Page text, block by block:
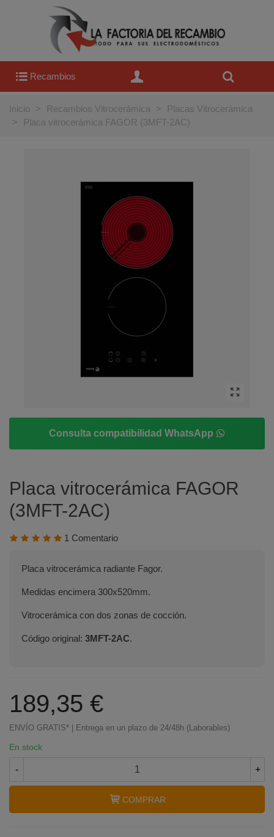
Recambios
Inicio > Recambios Vitrocerámica >
Placas Vitrocerámica
>
Placa vitrocerámica FAGOR (3MFT-2AC)
Consulta compatibilidad WhatsApp
Placa vitrocerámica FAGOR
(3MFT-2AC)
1 Comentario
Placa vitrocerámica radiante Fagor.
Medidas encimera 300x520mm.
Vitrocerámica con dos zonas de cocción.
Código original: 3MFT-2AC.
189,35 €
ENVÍO GRATIS* | Entrega en un plazo de 24/48h (Laborables)
En stock
- +
COMPRAR
Terminal de consulta ○ Motor activo -
vitrocerámica FAGOR (3MFT-2AC)